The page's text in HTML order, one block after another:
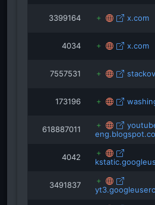
3399164 x.com
4034 x.com
7557531
173196
618887011
4042
3491837